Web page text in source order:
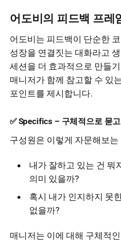
어도비의 피드백 프레
어도비는 피드백이 단순한
성장을 연결짓는 대화라고
세션을 더 효과적으로 만들
매니저가 함께 참고할 수 있
포인트를 제시합니다.
✅ Specifics – 구체적으로 묻고
구성원은 이렇게 자문해보
내가 잘하고 있는 건 뭐
의미 있을까?
혹시 내가 인지하지 못
없을까?
매니저는 이에 대해 구체적